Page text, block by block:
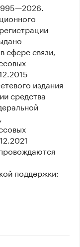
.
сфере связи,
издания
средства
поддержки: